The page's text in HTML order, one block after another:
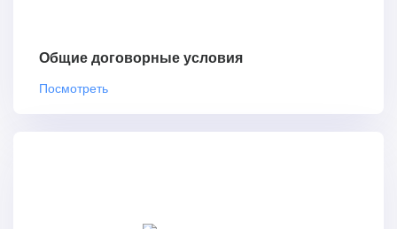
Общие договорные условия
Посмотреть